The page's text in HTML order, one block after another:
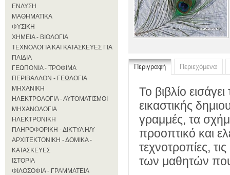
ΕΝΔΥΣΗ
ΜΑΘΗΜΑΤΙΚΑ
ΦΥΣΙΚΗ
ΧΗΜΕΙΑ - ΒΙΟΛΟΓΙΑ
ΤΕΧΝΟΛΟΓΙΑ ΚΑΙ ΚΑΤΑΣΚΕΥΕΣ ΓΙΑ
ΠΑΙΔΙΑ
ΓΕΩΠΟΝΙΑ - ΤΡΟΦΙΜΑ
ΠΕΡΙΒΑΛΛΟΝ - ΓΕΩΛΟΓΙΑ
ΜΗΧΑΝΙΚΗ
ΗΛΕΚΤΡΟΛΟΓΙΑ - ΑΥΤΟΜΑΤΙΣΜΟΙ
ΜΗΧΑΝΟΛΟΓΙΑ
ΗΛΕΚΤΡΟΝΙΚΗ
ΠΛΗΡΟΦΟΡΙΚΗ - ΔΙΚΤΥΑ Η/Υ
ΑΡΧΙΤΕΚΤΟΝΙΚΗ - ΔΟΜΙΚΑ -
ΚΑΤΑΣΚΕΥΕΣ
ΙΣΤΟΡΙΑ
ΦΙΛΟΣΟΦΙΑ - ΓΡΑΜΜΑΤΕΙΑ
Περιγραφή Περιεχόμενα
Το βιβλίο
εικαστικής
γραμμές, τα
προοπτικό και
τεχνοτροπίες,
των μαθητών